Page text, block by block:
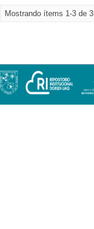
Mostrando ítems 1-3 de 3